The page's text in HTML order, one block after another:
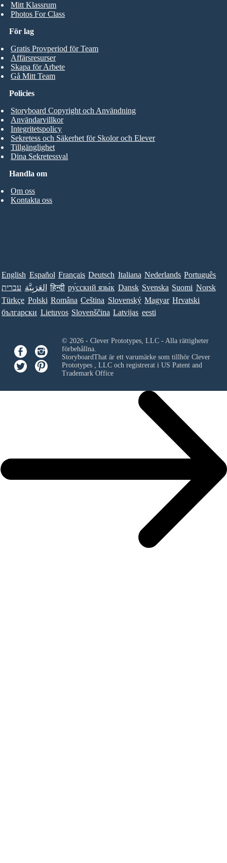
Mitt Klassrum
Photos For Class
För lag
Gratis Provperiod för Team
Affärsresurser
Skapa för Arbete
Gå Mitt Team
Handla om
Om oss
Kontakta oss
Policies
Storyboard Copyright och Användning
Användarvillkor
Integritetspolicy
Sekretess och Säkerhet för Skolor och Elever
Tillgänglighet
Dina Sekretessval
English Español Français Deutsch Italiana Nederlands Português
עברית العَرَبِيَّة हिन्दी ру́сский язы́к Dansk Svenska Suomi Norsk
Türkçe Polski Româna Ceština Slovenský Magyar Hrvatski
български Lietuvos Slovenščina Latvijas eesti
© 2026 - Clever Prototypes, LLC - Alla rättigheter
förbehållna.
StoryboardThat är ett varumärke som tillhör Clever
Prototypes , LLCoch registrerat i US Patent and
Trademark Office